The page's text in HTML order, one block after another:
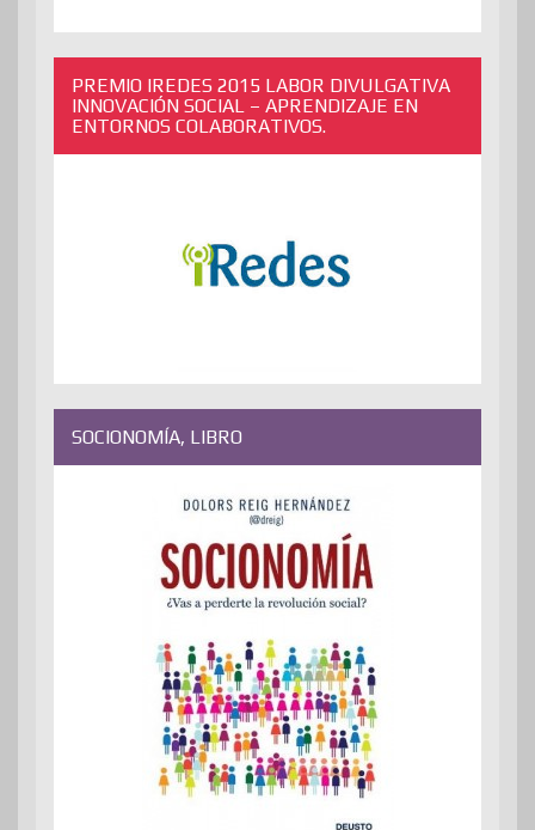
PREMIO IREDES 2015 LABOR DIVULGATIVA
INNOVACIÓN SOCIAL – APRENDIZAJE EN
ENTORNOS COLABORATIVOS.
SOCIONOMÍA, LIBRO